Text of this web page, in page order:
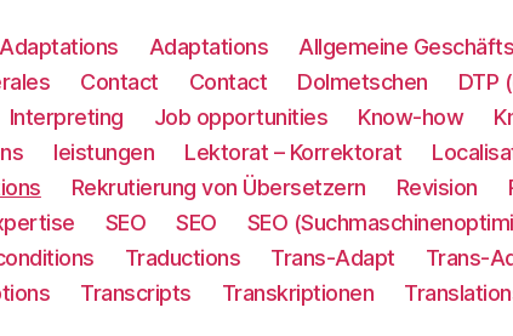
Adaptations Adaptations
Allgemeine
Contact Contact Dolmetschen
DTP
Interpreting Job opportunities Know-how
leistungen Lektorat – Korrektorat
Rekrutierung von Übersetzern Revision
SEO SEO SEO
Traductions Trans-Adapt Trans-
Transcripts Transkriptionen